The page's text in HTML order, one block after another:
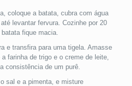
coloque a batata, cubra com água
levantar fervura. Cozinhe por 20
fique macia.
e transfira para uma tigela. Amasse
farinha de trigo e o creme de leite,
consistência de um purê.
sal e a pimenta, e misture